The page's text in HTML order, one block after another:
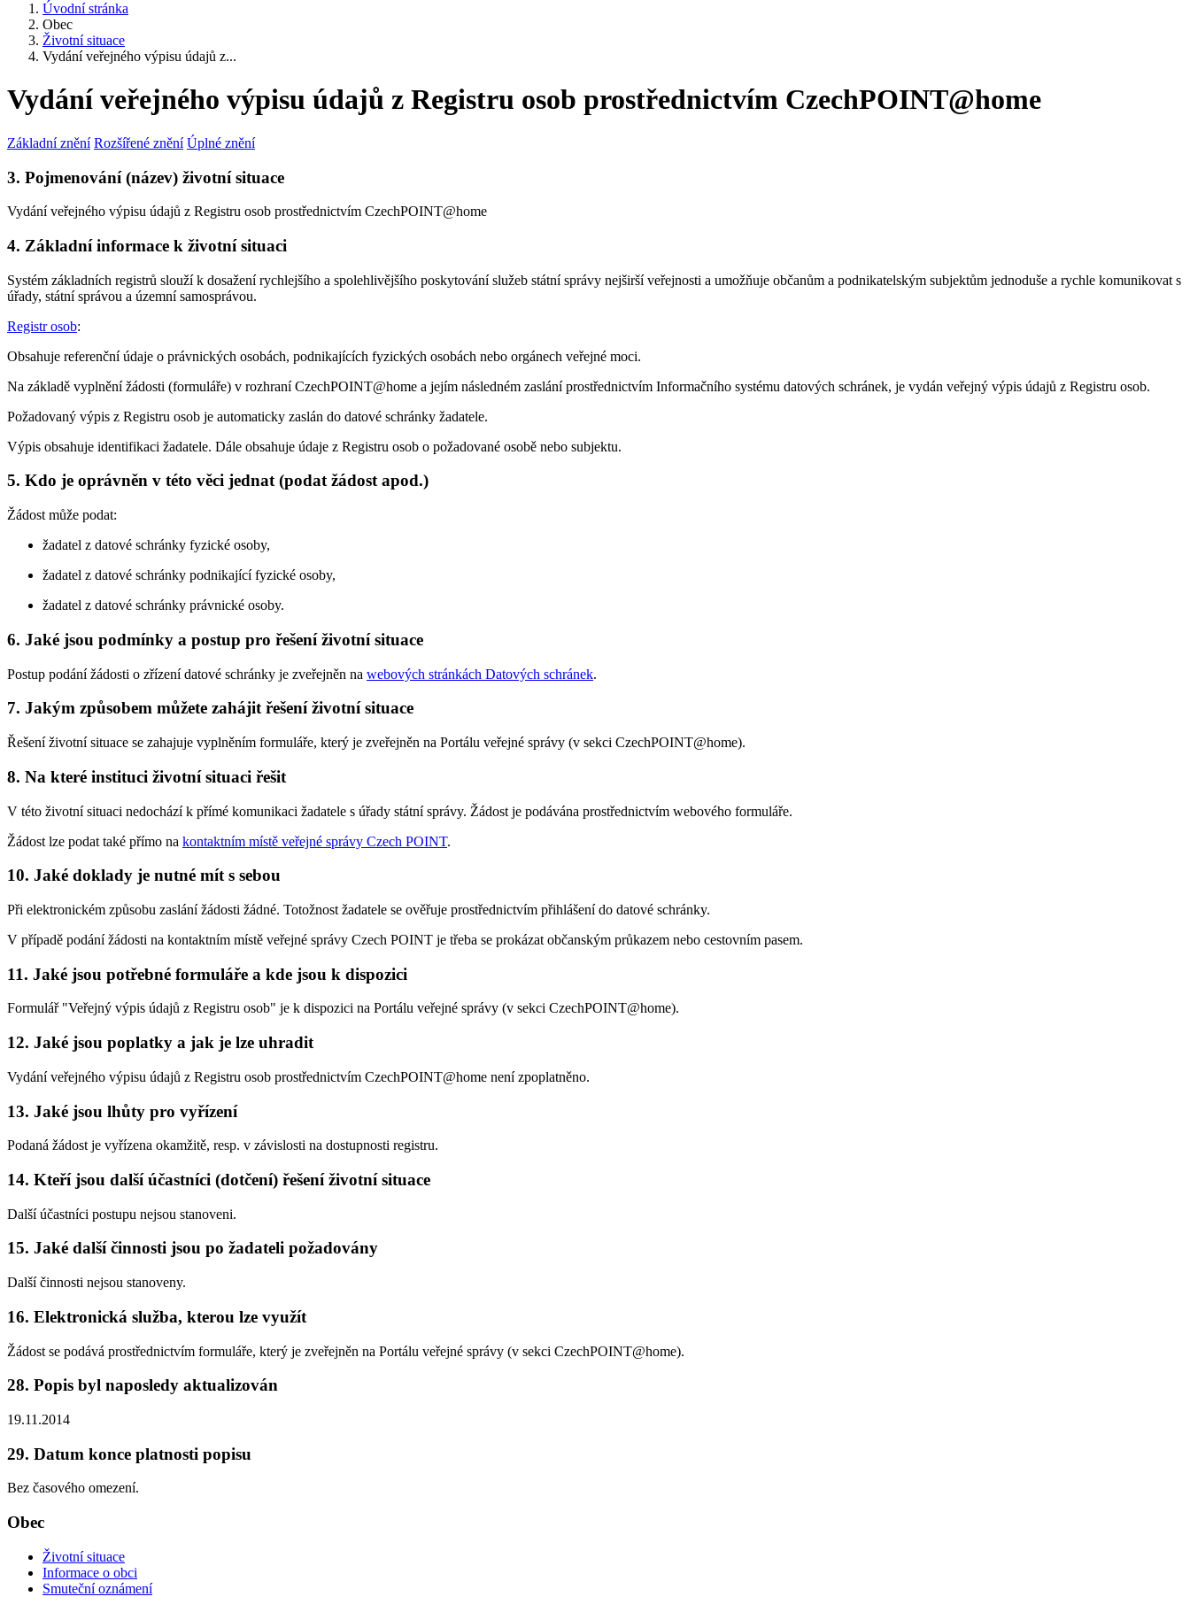
Úvodní stránka
Obec
Životní situace
Vydání veřejného výpisu údajů z...
Vydání veřejného výpisu údajů z Registru osob prostřednictvím CzechPOINT@home
Základní znění Rozšířené znění Úplné znění
3. Pojmenování (název) životní situace
Vydání veřejného výpisu údajů z Registru osob prostřednictvím CzechPOINT@home
4. Základní informace k životní situaci
Systém základních registrů slouží k dosažení rychlejšího a spolehlivějšího poskytování služeb státní správy nejširší veřejnosti a umožňuje občanům a podnikatelským subjektům jednoduše a rychle komunikovat s
úřady, státní správou a územní samosprávou.
Registr osob:
Obsahuje referenční údaje o právnických osobách, podnikajících fyzických osobách nebo orgánech veřejné moci.
Na základě vyplnění žádosti (formuláře) v rozhraní CzechPOINT@home a jejím následném zaslání prostřednictvím Informačního systému datových schránek, je vydán veřejný výpis údajů z Registru osob.
Požadovaný výpis z Registru osob je automaticky zaslán do datové schránky žadatele.
Výpis obsahuje identifikaci žadatele. Dále obsahuje údaje z Registru osob o požadované osobě nebo subjektu.
5. Kdo je oprávněn v této věci jednat (podat žádost apod.)
Žádost může podat:
žadatel z datové schránky fyzické osoby,
žadatel z datové schránky podnikající fyzické osoby,
žadatel z datové schránky právnické osoby.
6. Jaké jsou podmínky a postup pro řešení životní situace
Postup podání žádosti o zřízení datové schránky je zveřejněn na webových stránkách Datových schránek.
7. Jakým způsobem můžete zahájit řešení životní situace
Řešení životní situace se zahajuje vyplněním formuláře, který je zveřejněn na Portálu veřejné správy (v sekci CzechPOINT@home).
8. Na které instituci životní situaci řešit
V této životní situaci nedochází k přímé komunikaci žadatele s úřady státní správy. Žádost je podávána prostřednictvím webového formuláře.
Žádost lze podat také přímo na kontaktním místě veřejné správy Czech POINT.
10. Jaké doklady je nutné mít s sebou
Při elektronickém způsobu zaslání žádosti žádné. Totožnost žadatele se ověřuje prostřednictvím přihlášení do datové schránky.
V případě podání žádosti na kontaktním místě veřejné správy Czech POINT je třeba se prokázat občanským průkazem nebo cestovním pasem.
11. Jaké jsou potřebné formuláře a kde jsou k dispozici
Formulář "Veřejný výpis údajů z Registru osob" je k dispozici na Portálu veřejné správy (v sekci CzechPOINT@home).
12. Jaké jsou poplatky a jak je lze uhradit
Vydání veřejného výpisu údajů z Registru osob prostřednictvím CzechPOINT@home není zpoplatněno.
13. Jaké jsou lhůty pro vyřízení
Podaná žádost je vyřízena okamžitě, resp. v závislosti na dostupnosti registru.
14. Kteří jsou další účastníci (dotčení) řešení životní situace
Další účastníci postupu nejsou stanoveni.
15. Jaké další činnosti jsou po žadateli požadovány
Další činnosti nejsou stanoveny.
16. Elektronická služba, kterou lze využít
Žádost se podává prostřednictvím formuláře, který je zveřejněn na Portálu veřejné správy (v sekci CzechPOINT@home).
28. Popis byl naposledy aktualizován
19.11.2014
29. Datum konce platnosti popisu
Bez časového omezení.
Obec
Životní situace
Informace o obci
Smuteční oznámení